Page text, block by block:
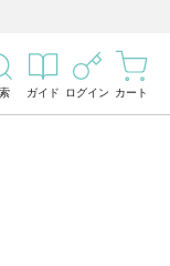
ガイド ログイン カート